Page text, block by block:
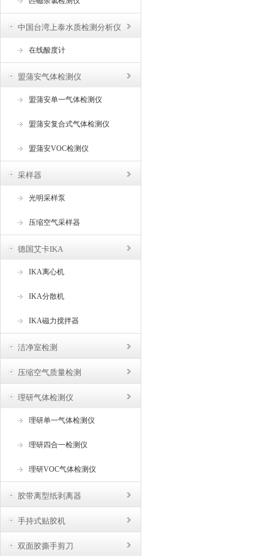
中国台湾上泰水质检测分析仪
在线酸度计
盟蒲安气体检测仪
盟蒲安单一气体检测仪
盟蒲安复合式气体检测仪
盟蒲安VOC检测仪
采样器
光明采样泵
压缩空气采样器
德国艾卡IKA
IKA离心机
IKA分散机
IKA磁力搅拌器
洁净室检测
压缩空气质量检测
理研气体检测仪
理研单一气体检测仪
理研四合一检测仪
理研VOC气体检测仪
胶带离型纸剥离器
手持式贴胶机
双面胶撕手剪刀